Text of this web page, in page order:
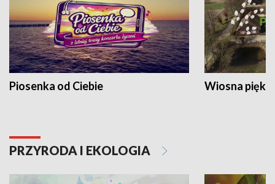
Piosenka od Ciebie Wiosna
PRZYRODA I EKOLOGIA